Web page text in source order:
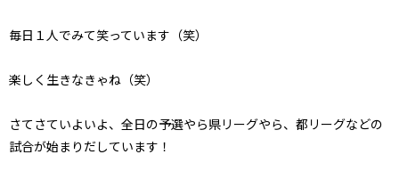
毎日１人でみて笑っています（笑）
楽しく生きなきゃね（笑）
さてさていよいよ、全日の予選やら県リーグやら、都リーグなどの
試合が始まりだしています！